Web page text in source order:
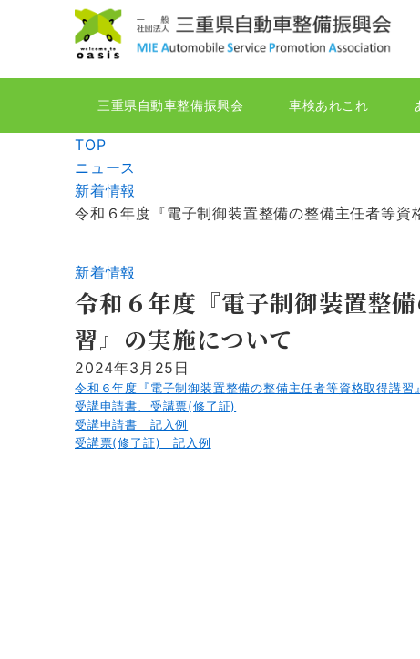
三重県自動車整備振興会 車検あれこれ
TOP
ニュース
新着情報
令和６年度『電子制御装置整備の整備主任者等資
新着情報
令和６年度『電子制御装置整
習』の実施について
2024年3月25日
令和６年度『電子制御装置整備の整備主任者等資格取得講習
受講申請書、受講票(修了証)
受講申請書 記入例
受講票(修了証) 記入例